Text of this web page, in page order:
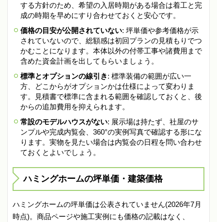
する方針のため、希望の入居時期がある場合は着工と完
成の時期を早めにすり合わせておくと安心です。
価格の目安が公開されていない: 坪単価や参考価格が示
されていないので、総額感は初回プランの見積もりでつ
かむことになります。本体以外の付帯工事や諸費用まで
含めた資金計画を出してもらいましょう。
標準とオプションの線引き: 標準装備の範囲が広い一
方、どこからがオプションかは仕様によって変わりま
す。見積書で標準に含まれる範囲を確認しておくと、後
からの追加費用を抑えられます。
常設のモデルハウスがない: 展示場は持たず、社屋のサ
ンプルや完成内覧会、360°の実例写真で確認する形にな
ります。実物を見たい場合は内覧会の日程を問い合わせ
ておくとよいでしょう。
ハミングホームの坪単価・建築価格
ハミングホームの坪単価は公表されていません(2026年7月
時点)。商品ページや施工実例にも価格の記載はなく、